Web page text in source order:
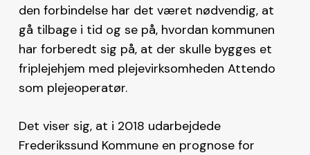
den forbindelse har det været nødvendig, at
gå tilbage i tid og se på, hvordan kommunen
har forberedt sig på, at der skulle bygges et
friplejehjem med plejevirksomheden Attendo
som plejeoperatør.
Det viser sig, at i 2018 udarbejdede
Frederikssund Kommune en prognose for